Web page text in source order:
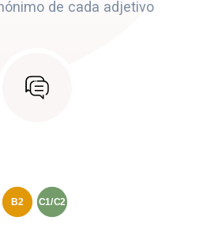
de cada adjetivo
B2 C1/C2